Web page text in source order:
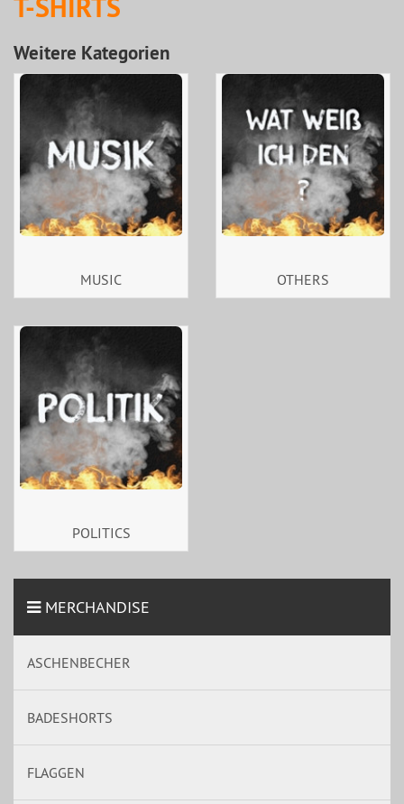
T-SHIRTS
Weitere Kategorien
MUSIC OTHERS
POLITICS
MERCHANDISE
ASCHENBECHER
BADESHORTS
FLAGGEN